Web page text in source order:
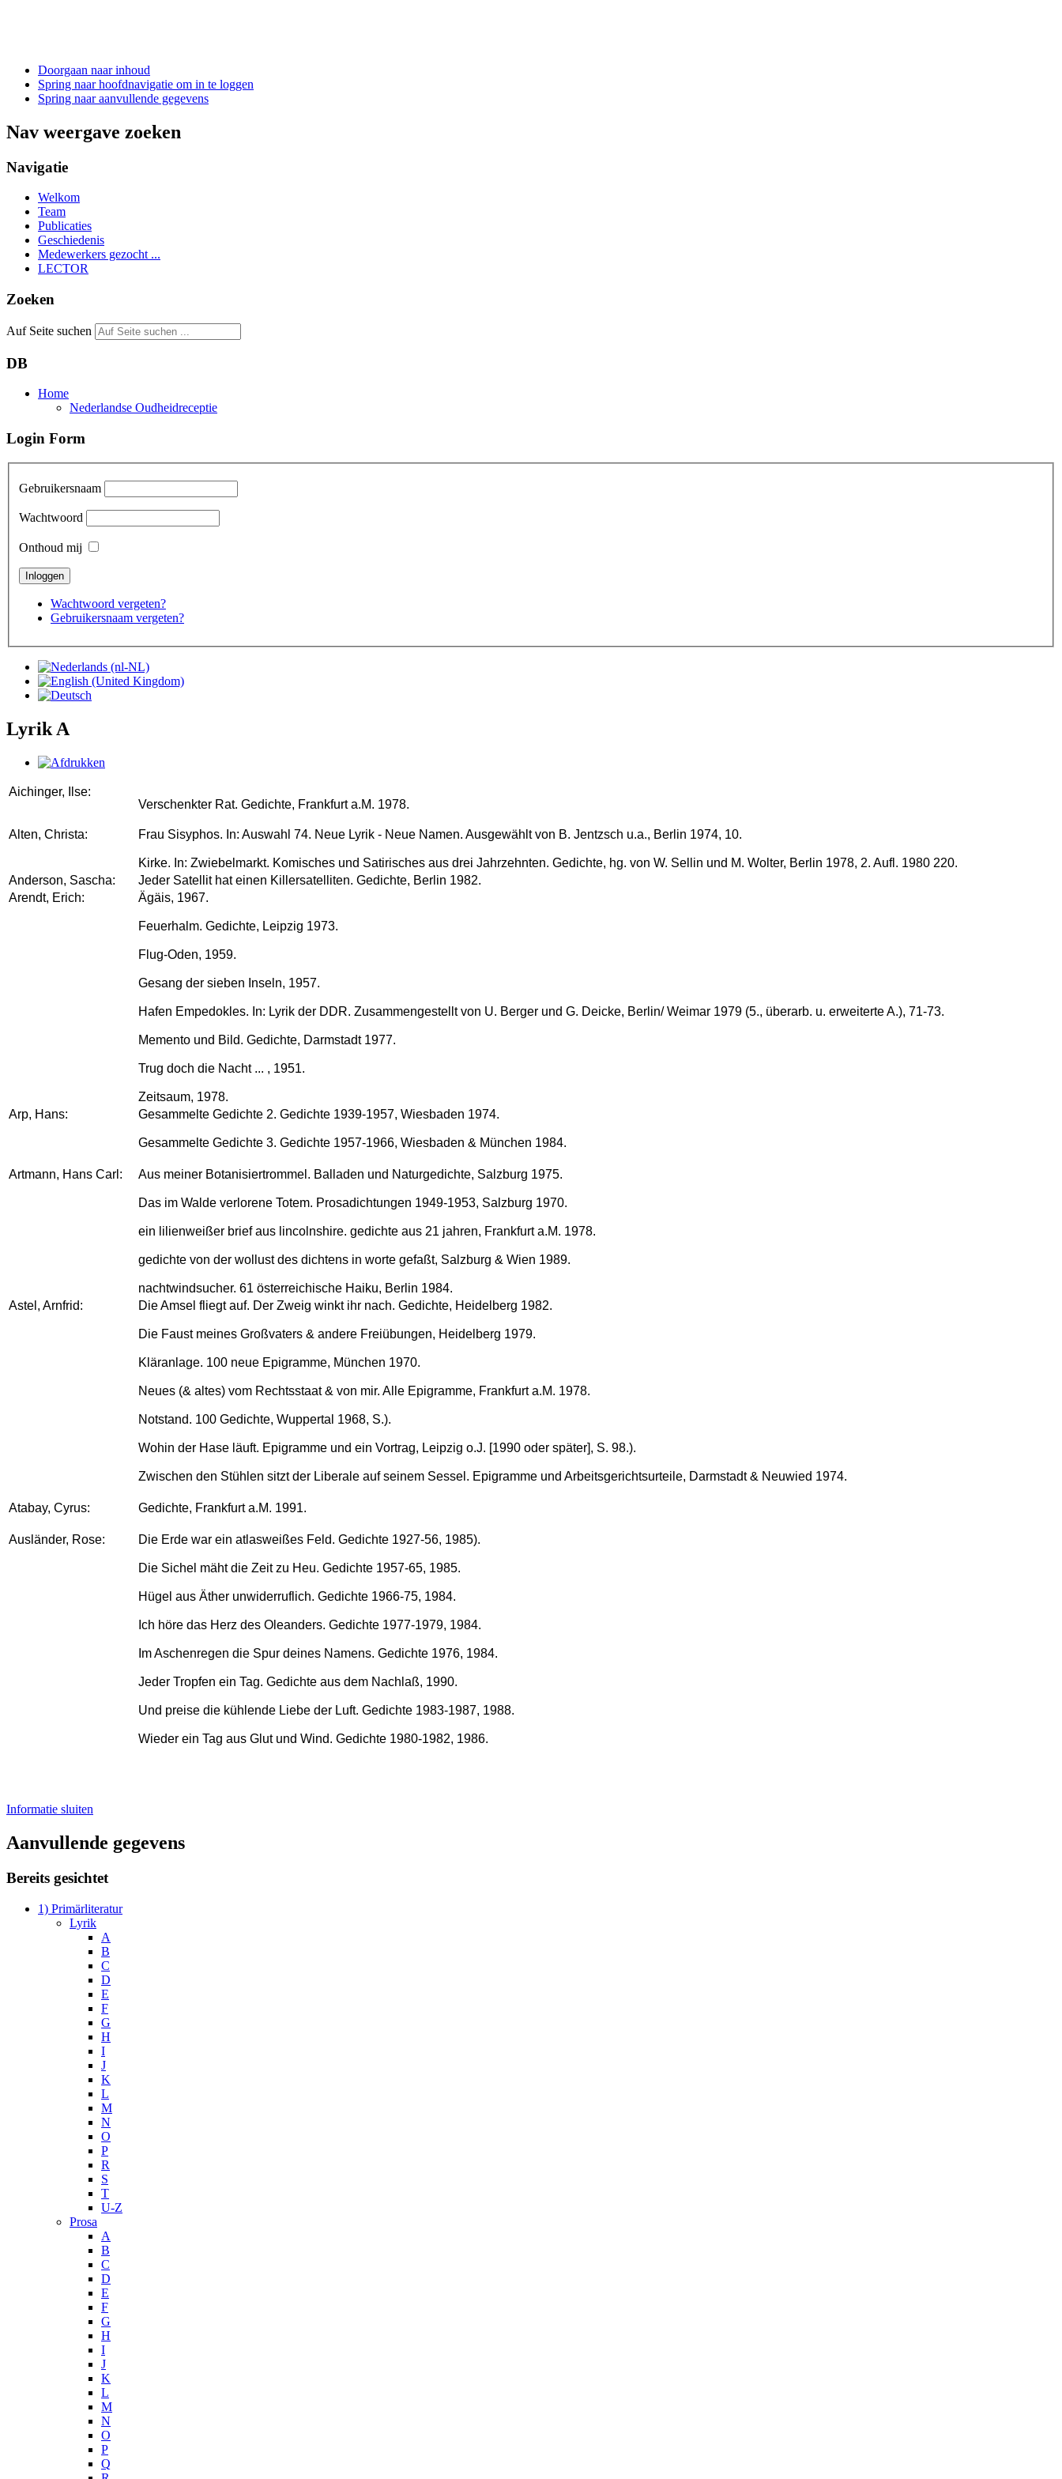
Doorgaan naar inhoud
Spring naar hoofdnavigatie om in te loggen
Spring naar aanvullende gegevens
Nav weergave zoeken
Navigatie
Welkom
Team
Publicaties
Geschiedenis
Medewerkers gezocht ...
LECTOR
Zoeken
Auf Seite suchen
DB
Home
Nederlandse Oudheidreceptie
Login Form
Gebruikersnaam
Wachtwoord
Onthoud mij
Wachtwoord vergeten?
Gebruikersnaam vergeten?
Lyrik A
Aichinger, Ilse:
Verschenkter Rat. Gedichte, Frankfurt a.M. 1978.
Alten, Christa: Frau Sisyphos. In: Auswahl 74. Neue Lyrik - Neue Namen. Ausgewählt von B. Jentzsch u.a., Berlin 1974, 10.
Kirke. In: Zwiebelmarkt. Komisches und Satirisches aus drei Jahrzehnten. Gedichte, hg. von W. Sellin und M. Wolter, Berlin 1978, 2. Aufl. 1980 220.
Anderson, Sascha:
Jeder Satellit hat einen Killersatelliten. Gedichte, Berlin 1982.
Arendt, Erich:
Ägäis, 1967.
Feuerhalm. Gedichte, Leipzig 1973.
Flug-Oden, 1959.
Gesang der sieben Inseln, 1957.
Hafen Empedokles. In: Lyrik der DDR. Zusammengestellt von U. Berger und G. Deicke, Berlin/ Weimar 1979 (5., überarb. u. erweiterte A.), 71-73.
Memento und Bild. Gedichte, Darmstadt 1977.
Trug doch die Nacht ... , 1951.
Zeitsaum, 1978.
Arp, Hans:
Gesammelte Gedichte 2. Gedichte 1939-1957, Wiesbaden 1974.
Gesammelte Gedichte 3. Gedichte 1957-1966, Wiesbaden & München 1984.
Artmann, Hans Carl: Aus meiner Botanisiertrommel. Balladen und Naturgedichte, Salzburg 1975.
Das im Walde verlorene Totem. Prosadichtungen 1949-1953, Salzburg 1970.
ein lilienweißer brief aus lincolnshire. gedichte aus 21 jahren, Frankfurt a.M. 1978.
gedichte von der wollust des dichtens in worte gefaßt, Salzburg & Wien 1989.
nachtwindsucher. 61 österreichische Haiku, Berlin 1984.
Astel, Arnfrid:
Die Amsel fliegt auf. Der Zweig winkt ihr nach. Gedichte, Heidelberg 1982.
Die Faust meines Großvaters & andere Freiübungen, Heidelberg 1979.
Kläranlage. 100 neue Epigramme, München 1970.
Neues (& altes) vom Rechtsstaat & von mir. Alle Epigramme, Frankfurt a.M. 1978.
Notstand. 100 Gedichte, Wuppertal 1968, S.).
Wohin der Hase läuft. Epigramme und ein Vortrag, Leipzig o.J. [1990 oder später], S. 98.).
Zwischen den Stühlen sitzt der Liberale auf seinem Sessel. Epigramme und Arbeitsgerichtsurteile, Darmstadt & Neuwied 1974.
Atabay, Cyrus: Gedichte, Frankfurt a.M. 1991.
Ausländer, Rose: Die Erde war ein atlasweißes Feld. Gedichte 1927-56, 1985).
Die Sichel mäht die Zeit zu Heu. Gedichte 1957-65, 1985.
Hügel aus Äther unwiderruflich. Gedichte 1966-75, 1984.
Ich höre das Herz des Oleanders. Gedichte 1977-1979, 1984.
Im Aschenregen die Spur deines Namens. Gedichte 1976, 1984.
Jeder Tropfen ein Tag. Gedichte aus dem Nachlaß, 1990.
Und preise die kühlende Liebe der Luft. Gedichte 1983-1987, 1988.
Wieder ein Tag aus Glut und Wind. Gedichte 1980-1982, 1986.
Informatie sluiten
Aanvullende gegevens
Bereits gesichtet
1) Primärliteratur
Lyrik
A
B
C
D
E
F
G
H
I
J
K
L
M
N
O
P
R
S
T
U-Z
Prosa
A
B
C
D
E
F
G
H
I
J
K
L
M
N
O
P
Q